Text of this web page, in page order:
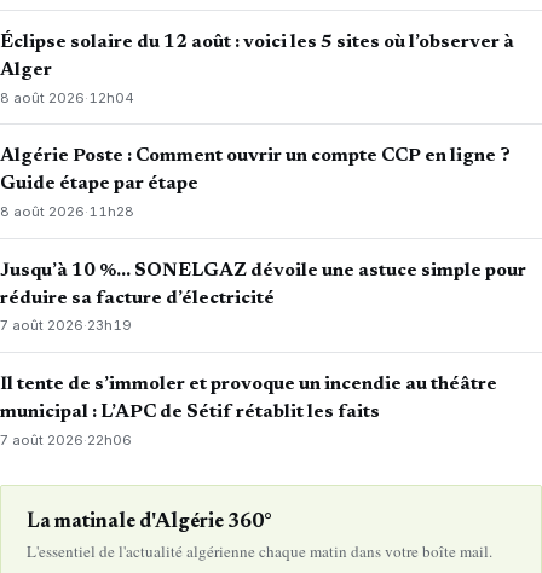
Éclipse solaire du 12 août : voici les 5 sites où l’observer à
Alger
8 août 2026· 12h04
Algérie Poste : Comment ouvrir un compte CCP en ligne ?
Guide étape par étape
8 août 2026·11h28
Jusqu’à 10 %… SONELGAZ dévoile une astuce simple pour
réduire sa facture d’électricité
7 août 2026·23h19
Il tente de s’immoler et provoque un incendie au théâtre
municipal : L’APC de Sétif rétablit les faits
7 août 2026·22h06
La matinale d'Algérie 360°
L'essentiel de l'actualité algérienne chaque matin dans votre boîte mail.